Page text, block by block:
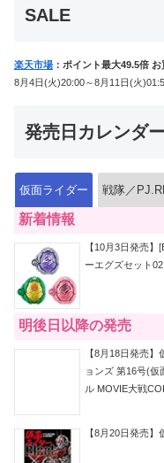
SALE
楽天市場 ：ポイント最大49.5倍
8月4日(火)20:00～8月11日(火
発売日カレンダー
仮面ライダー 戦隊／
新着情報
【10月3日発売
ーエグズセット
明後日以降の発売
【8月18日発売
ョンズ 第16号(仮
ル MOVIE大戦
【8月20日発売